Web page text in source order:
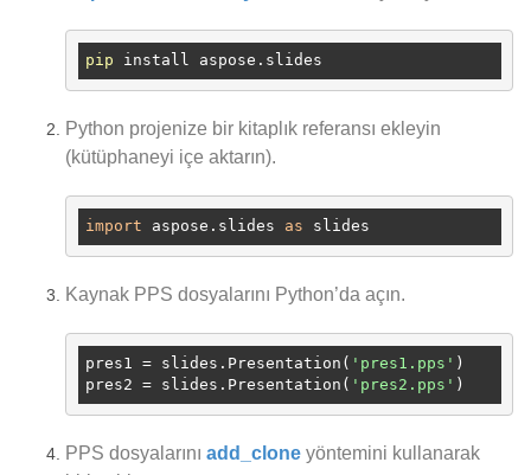
pip
Python projenize bir kitaplık referansı ekleyin
(kütüphaneyi içe aktarın).
import aspose.slides as
Kaynak PPS dosyalarını Python’da açın.
pres1 = slides.Presentation( 'pres1.pps'
pres2 = slides.Presentation( 'pres2.pps'
PPS dosyalarını add_clone yöntemini kullanarak